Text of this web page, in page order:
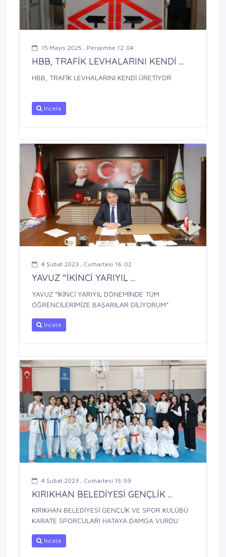
15 Mayıs 2025 , Perşembe 12:04
HBB, TRAFİK LEVHALARINI KENDİ ...
HBB, TRAFİK LEVHALARINI KENDİ ÜRETİYOR
İncele
4 Şubat 2023 , Cumartesi 16:02
YAVUZ “İKİNCİ YARIYIL ...
YAVUZ “İKİNCİ YARIYIL DÖNEMİNDE TÜM
ÖĞRENCİLERİMİZE BAŞARILAR DİLİYORUM”
İncele
4 Şubat 2023 , Cumartesi 15:59
KIRIKHAN BELEDİYESİ GENÇLİK ...
KIRIKHAN BELEDİYESİ GENÇLİK VE SPOR KULÜBÜ
KARATE SPORCULARI HATAYA DAMGA VURDU
İncele